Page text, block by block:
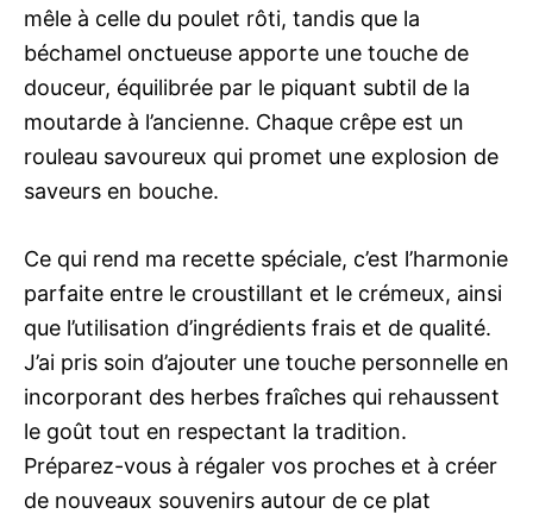
mêle à celle du poulet rôti, tandis que la
béchamel onctueuse apporte une touche de
douceur, équilibrée par le piquant subtil de la
moutarde à l’ancienne. Chaque crêpe est un
rouleau savoureux qui promet une explosion de
saveurs en bouche.
Ce qui rend ma recette spéciale, c’est l’harmonie
parfaite entre le croustillant et le crémeux, ainsi
que l’utilisation d’ingrédients frais et de qualité.
J’ai pris soin d’ajouter une touche personnelle en
incorporant des herbes fraîches qui rehaussent
le goût tout en respectant la tradition.
Préparez-vous à régaler vos proches et à créer
de nouveaux souvenirs autour de ce plat